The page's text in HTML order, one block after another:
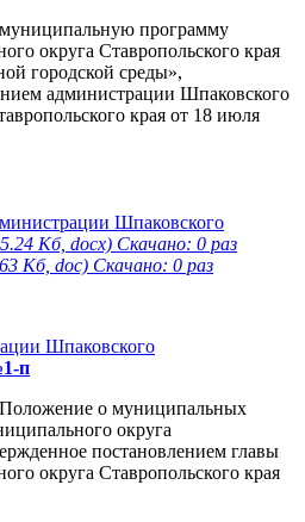
программу
округа Ставропольского края
городской среды»,
администрации Шпаковского
края от 18 июля
Шпаковского
Кб, docx) Скачано: 0 раз
Кб, doc) Скачано: 0 раз
Шпаковского
п
о муниципальных
округа
постановлением главы
округа Ставропольского края